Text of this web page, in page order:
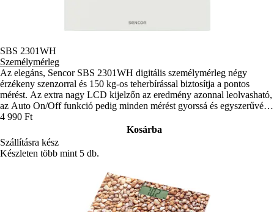
SBS 2301WH
Személymérleg
Az elegáns, Sencor SBS 2301WH digitális személymérleg négy
érzékeny szenzorral és 150 kg-os teherbírással biztosítja a pontos
mérést. Az extra nagy LCD kijelzőn az eredmény azonnal leolvasható,
az Auto On/Off funkció pedig minden mérést gyorssá és egyszerűvé
tesz.
4 990 Ft
Kosárba
Szállításra kész
Készleten több mint 5 db.